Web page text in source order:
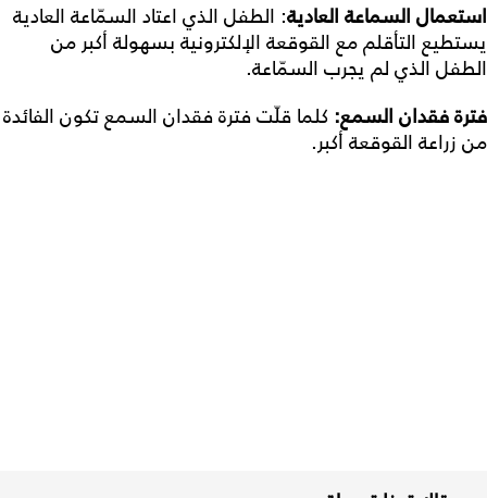
استعمال السماعة العادية: الطفل الذي اعتاد السمّاعة العادية
يستطيع التأقلم مع القوقعة الإلكترونية بسهولة أكبر من
الطفل الذي لم يجرب السمّاعة.
فترةفقدان السمع: كلما قلّت فترة فقدان السمع تكون الفائدة
من زراعة القوقعة أكبر.